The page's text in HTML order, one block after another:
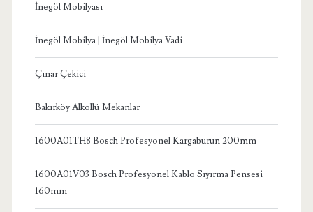
İnegöl Mobilyası
İnegöl Mobilya | İnegöl Mobilya Vadi
Çınar Çekici
Bakırköy Alkollü Mekanlar
1600A01TH8 Bosch Profesyonel Kargaburun 200mm
1600A01V03 Bosch Profesyonel Kablo Sıyırma Pensesi
160mm